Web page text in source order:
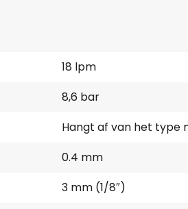
18 lpm
8,6 bar
Hangt af van het type
0.4 mm
3 mm (1/8″)